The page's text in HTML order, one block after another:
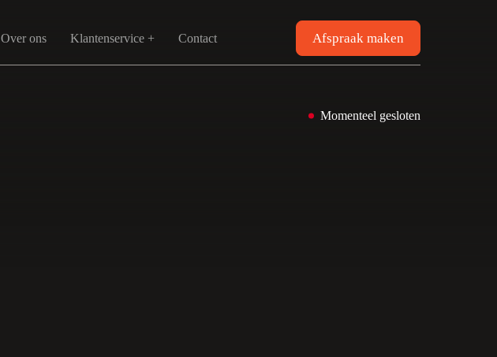
Over ons Klantenservice + Contact Afspraak maken
Momenteel gesloten